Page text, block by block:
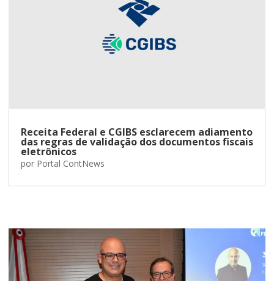
Receita Federal e CGIBS esclarecem adiamento
das regras de validação dos documentos fiscais
eletrônicos
por Portal ContNews